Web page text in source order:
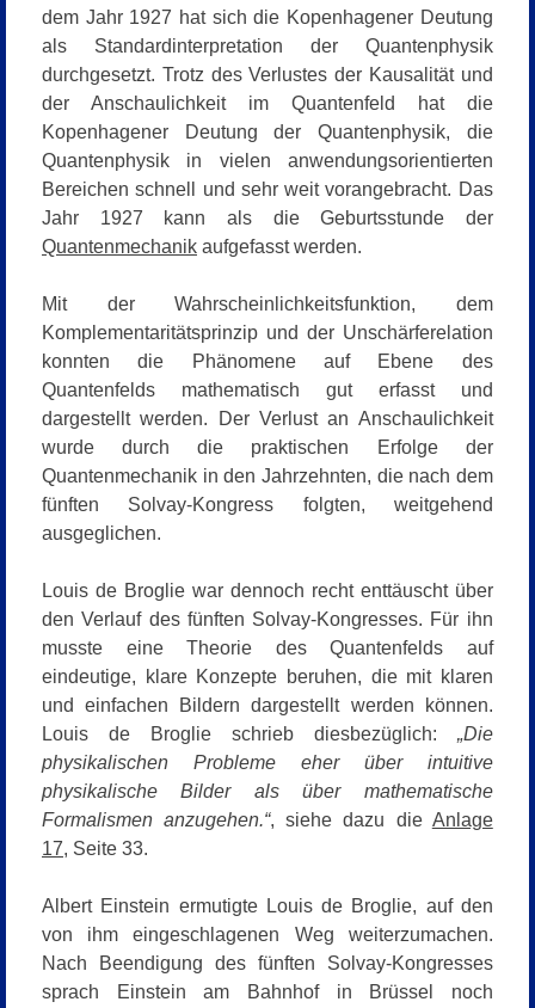
dem Jahr 1927 hat sich die Kopenhagener Deutung
als Standardinterpretation der Quantenphysik
durchgesetzt. Trotz des Verlustes der Kausalität und
der Anschaulichkeit im Quantenfeld hat die
Kopenhagener Deutung der Quantenphysik, die
Quantenphysik in vielen anwendungsorientierten
Bereichen schnell und sehr weit vorangebracht. Das
Jahr 1927 kann als die Geburtsstunde der
Quantenmechanik aufgefasst werden.
Mit der Wahrscheinlichkeitsfunktion, dem
Komplementaritätsprinzip und der Unschärferelation
konnten die Phänomene auf Ebene des
Quantenfelds mathematisch gut erfasst und
dargestellt werden. Der Verlust an Anschaulichkeit
wurde durch die praktischen Erfolge der
Quantenmechanik in den Jahrzehnten, die nach dem
fünften Solvay-Kongress folgten, weitgehend
ausgeglichen.
Louis de Broglie war dennoch recht enttäuscht über
den Verlauf des fünften Solvay-Kongresses. Für ihn
musste eine Theorie des Quantenfelds auf
eindeutige, klare Konzepte beruhen, die mit klaren
und einfachen Bildern dargestellt werden können.
Louis de Broglie schrieb diesbezüglich: „Die
physikalischen Probleme eher über intuitive
physikalische Bilder als über mathematische
Formalismen anzugehen.“, siehe dazu die Anlage
17, Seite 33.
Albert Einstein ermutigte Louis de Broglie, auf den
von ihm eingeschlagenen Weg weiterzumachen.
Nach Beendigung des fünften Solvay-Kongresses
sprach Einstein am Bahnhof in Brüssel noch